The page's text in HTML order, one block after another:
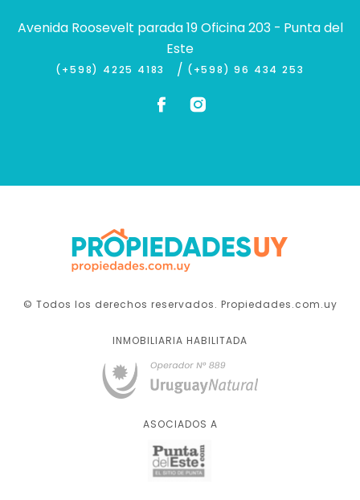
Avenida Roosevelt parada 19 Oficina 203 - Punta del
Este
(+598) 4225 4183 / (+598) 96 434 253
© Todos los derechos reservados. Propiedades.com.uy
INMOBILIARIA HABILITADA
ASOCIADOS A